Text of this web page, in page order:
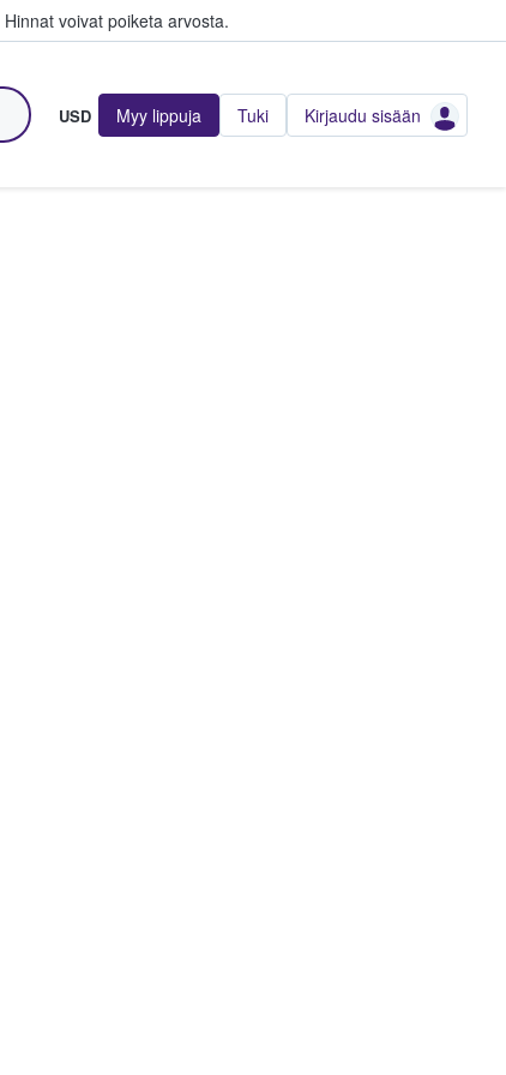
Hinnat voivat poiketa arvosta.
USD Myy lippuja Tuki Kirjaudu sisään